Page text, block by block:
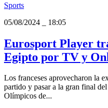
Sports
05/08/2024
18:05
Eurosport Player
Egipto por TV y
Los franceses aprovecharon la
partido y pasar a la gran final
Olímpicos de...